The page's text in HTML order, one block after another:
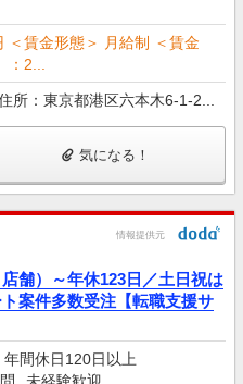
＜賃金形態＞ 月給制 ＜賃金
2...
所：東京都港区六本木6-1-2...
気になる！
情報提供元
舗）～年休123日／土日祝は
案件多数受注【転職支援サ
年間休日120日以上
未経験歓迎